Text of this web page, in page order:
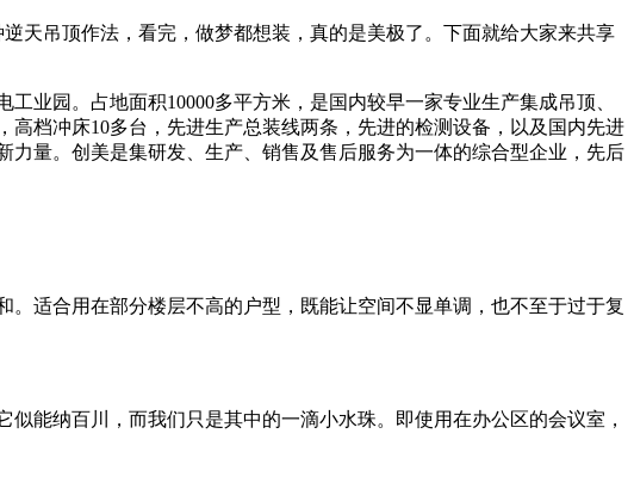
吊顶作法，看完，做梦都想装，真的是美极了。下面就给大家来共享
园。占地面积10000多平方米，是国内较早一家专业生产集成吊顶、
档冲床10多台，先进生产总装线两条，先进的检测设备，以及国内先进
量。创美是集研发、生产、销售及售后服务为一体的综合型企业，先后
适合用在部分楼层不高的户型，既能让空间不显单调，也不至于过于复
纳百川，而我们只是其中的一滴小水珠。即使用在办公区的会议室，